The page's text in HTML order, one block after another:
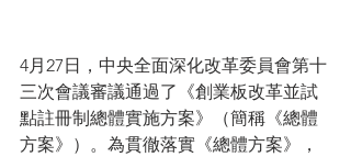
4月27日，中央全面深化改革委員會第十
三次會議審議通過了《創業板改革並試
點註冊制總體實施方案》（簡稱《總體
方案》）。為貫徹落實《總體方案》，